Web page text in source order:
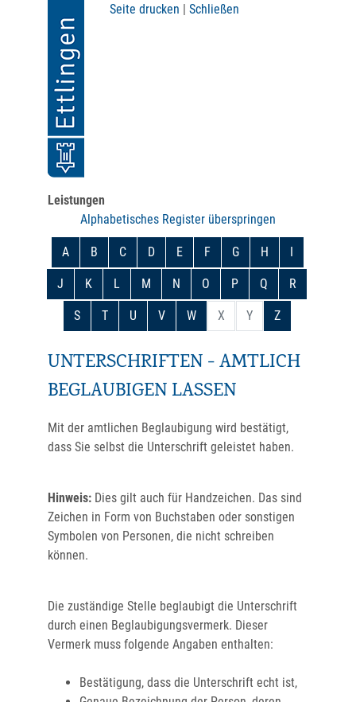
Seite drucken | Schließen
Leistungen
Alphabetisches Register überspringen
A B C D E F G H I
J K L M N O P Q R
S T U V W X Y Z
UNTERSCHRIFTEN - AMTLICH
BEGLAUBIGEN LASSEN
Mit der amtlichen Beglaubigung wird bestätigt,
dass Sie selbst die Unterschrift geleistet haben.
Hinweis: Dies gilt auch für Handzeichen. Das sind
Zeichen in Form von Buchstaben oder sonstigen
Symbolen von Personen, die nicht schreiben
können.
Die zuständige Stelle beglaubigt die Unterschrift
durch einen Beglaubigungsvermerk. Dieser
Vermerk muss folgende Angaben enthalten:
Bestätigung, dass die Unterschrift echt ist,